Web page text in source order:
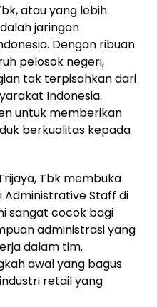
atau yang lebih
jaringan
Dengan ribuan
pelosok negeri,
tak terpisahkan dari
Indonesia.
untuk memberikan
berkualitas kepada
Tbk membuka
Administrative Staff di
sangat cocok bagi
administrasi yang
dalam tim.
awal yang bagus
retail yang